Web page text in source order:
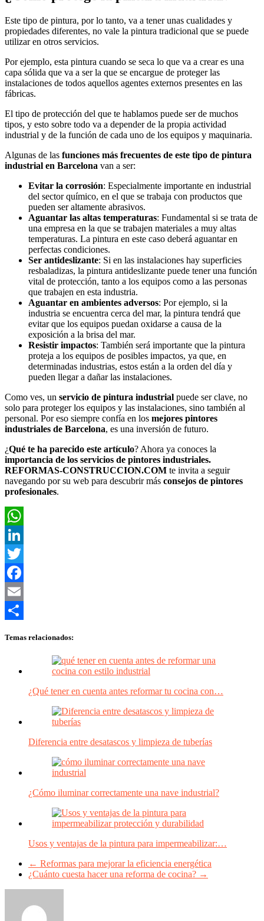
Este tipo de pintura, por lo tanto, va a tener unas cualidades y
propiedades diferentes, no vale la pintura tradicional que se puede
utilizar en otros servicios.
Por ejemplo, esta pintura cuando se seca lo que va a crear es una
capa sólida que va a ser la que se encargue de proteger las
instalaciones de todos aquellos agentes externos presentes en las
fábricas.
El tipo de protección del que te hablamos puede ser de muchos
tipos, y esto sobre todo va a depender de la propia actividad
industrial y de la función de cada uno de los equipos y maquinaria.
Algunas de las funciones más frecuentes de este tipo de pintura
industrial en Barcelona van a ser:
Evitar la corrosión: Especialmente importante en industrial
del sector químico, en el que se trabaja con productos que
pueden ser altamente abrasivos.
Aguantar las altas temperaturas: Fundamental si se trata de
una empresa en la que se trabajen materiales a muy altas
temperaturas. La pintura en este caso deberá aguantar en
perfectas condiciones.
Ser antideslizante: Si en las instalaciones hay superficies
resbaladizas, la pintura antideslizante puede tener una función
vital de protección, tanto a los equipos como a las personas
que trabajen en esta industria.
Aguantar en ambientes adversos: Por ejemplo, si la
industria se encuentra cerca del mar, la pintura tendrá que
evitar que los equipos puedan oxidarse a causa de la
exposición a la brisa del mar.
Resistir impactos: También será importante que la pintura
proteja a los equipos de posibles impactos, ya que, en
determinadas industrias, estos están a la orden del día y
pueden llegar a dañar las instalaciones.
Como ves, un servicio de pintura industrial puede ser clave, no
solo para proteger los equipos y las instalaciones, sino también al
personal. Por eso siempre confía en los mejores pintores
industriales de Barcelona, es una inversión de futuro.
¿Qué te ha parecido este artículo? Ahora ya conoces la
importancia de los servicios de pintores industriales.
REFORMAS-CONSTRUCCION.COM te invita a seguir
navegando por su web para descubrir más consejos de pintores
profesionales.
WhatsApp
LinkedIn
Twitter
Facebook
Email
Temas relacionados:
¿Qué tener en cuenta antes reformar tu cocina con…
Diferencia entre desatascos y limpieza de tuberías
¿Cómo iluminar correctamente una nave industrial?
Usos y ventajas de la pintura para impermeabilizar:…
← Reformas para mejorar la eficiencia energética
¿Cuánto cuesta hacer una reforma de cocina? →